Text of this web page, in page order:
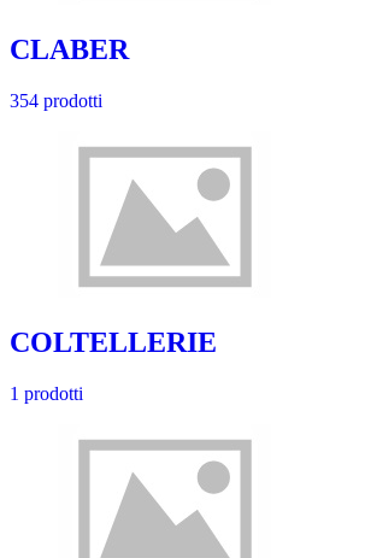
CLABER
354 prodotti
COLTELLERIE
1 prodotti